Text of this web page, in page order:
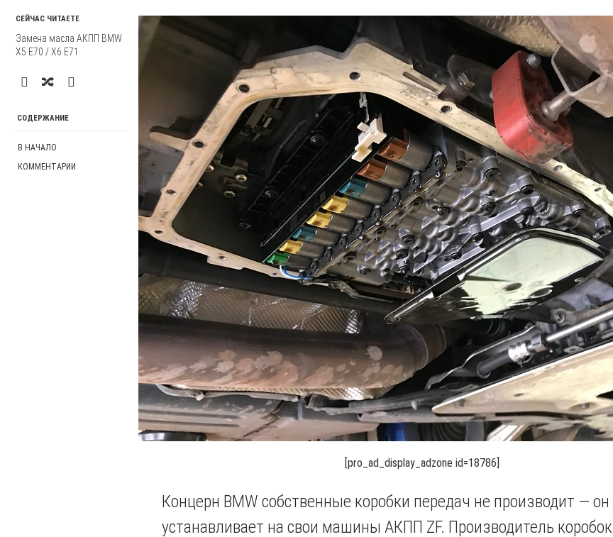
СЕЙЧАС ЧИТАЕТЕ
Замена масла АКПП BMW
X5 E70 / X6 E71
СОДЕРЖАНИЕ
В НАЧАЛО
КОММЕНТАРИИ
[pro_ad_display_adzone id=18786]
Концерн BMW собственные коробки передач не производит — он
устанавливает на свои машины АКПП ZF. Производитель коробок